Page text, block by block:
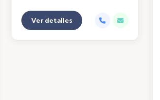
View details